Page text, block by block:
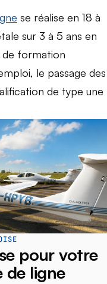
se réalise en 18 à
sur 3 à 5 ans en
de formation
le passage des
de type une
pour votre
ligne